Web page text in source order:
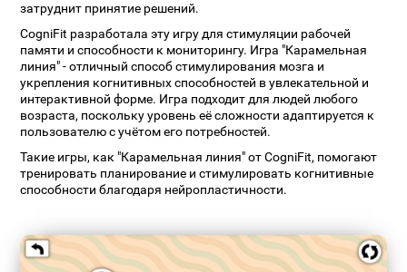
затруднит принятие решений.
CogniFit разработала эту игру для стимуляции рабочей
памяти и способности к мониторингу. Игра "Карамельная
линия" - отличный способ стимулирования мозга и
укрепления когнитивных способностей в увлекательной и
интерактивной форме. Игра подходит для людей любого
возраста, поскольку уровень её сложности адаптируется к
пользователю с учётом его потребностей.
Такие игры, как "Карамельная линия" от CogniFit, помогают
тренировать планирование и стимулировать когнитивные
способности благодаря нейропластичности.